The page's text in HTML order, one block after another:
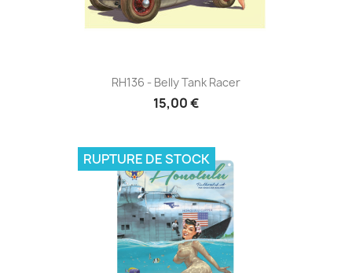
RH136 - Belly Tank Racer
15,00 €
RUPTURE DE STOCK